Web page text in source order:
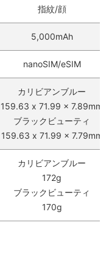
指紋/顔
5,000mAh
nanoSIM/eSIM
カリビアンブルー
159.63 x 71.99 x 7.89mm
ブラックビューティ
159.63 x 71.99 x 7.79mm
カリビアンブルー
172g
ブラックビューティ
170g